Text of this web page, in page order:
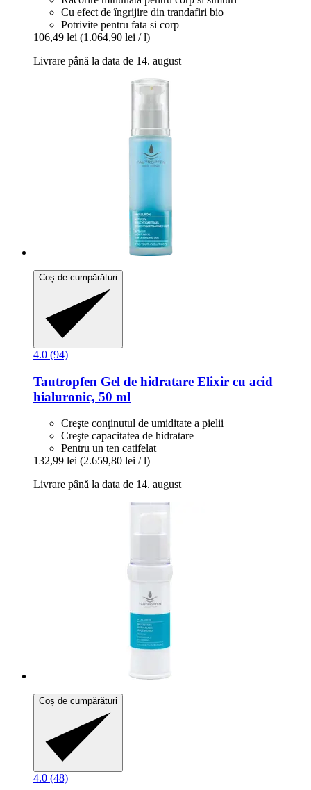
Cu efect de îngrijire din trandafiri bio
Potrivite pentru fata si corp
106,49 lei (1.064,90 lei / l)
Livrare până la data de 14. august
Coș de cumpărături
4.0 (94)
Tautropfen Gel de hidratare Elixir cu acid
hialuronic, 50 ml
Creşte conţinutul de umiditate a pielii
Creşte capacitatea de hidratare
Pentru un ten catifelat
132,99 lei (2.659,80 lei / l)
Livrare până la data de 14. august
Coș de cumpărături
4.0 (48)